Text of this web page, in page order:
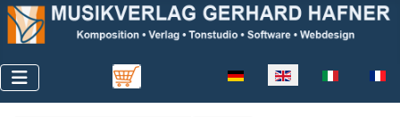
Select your language